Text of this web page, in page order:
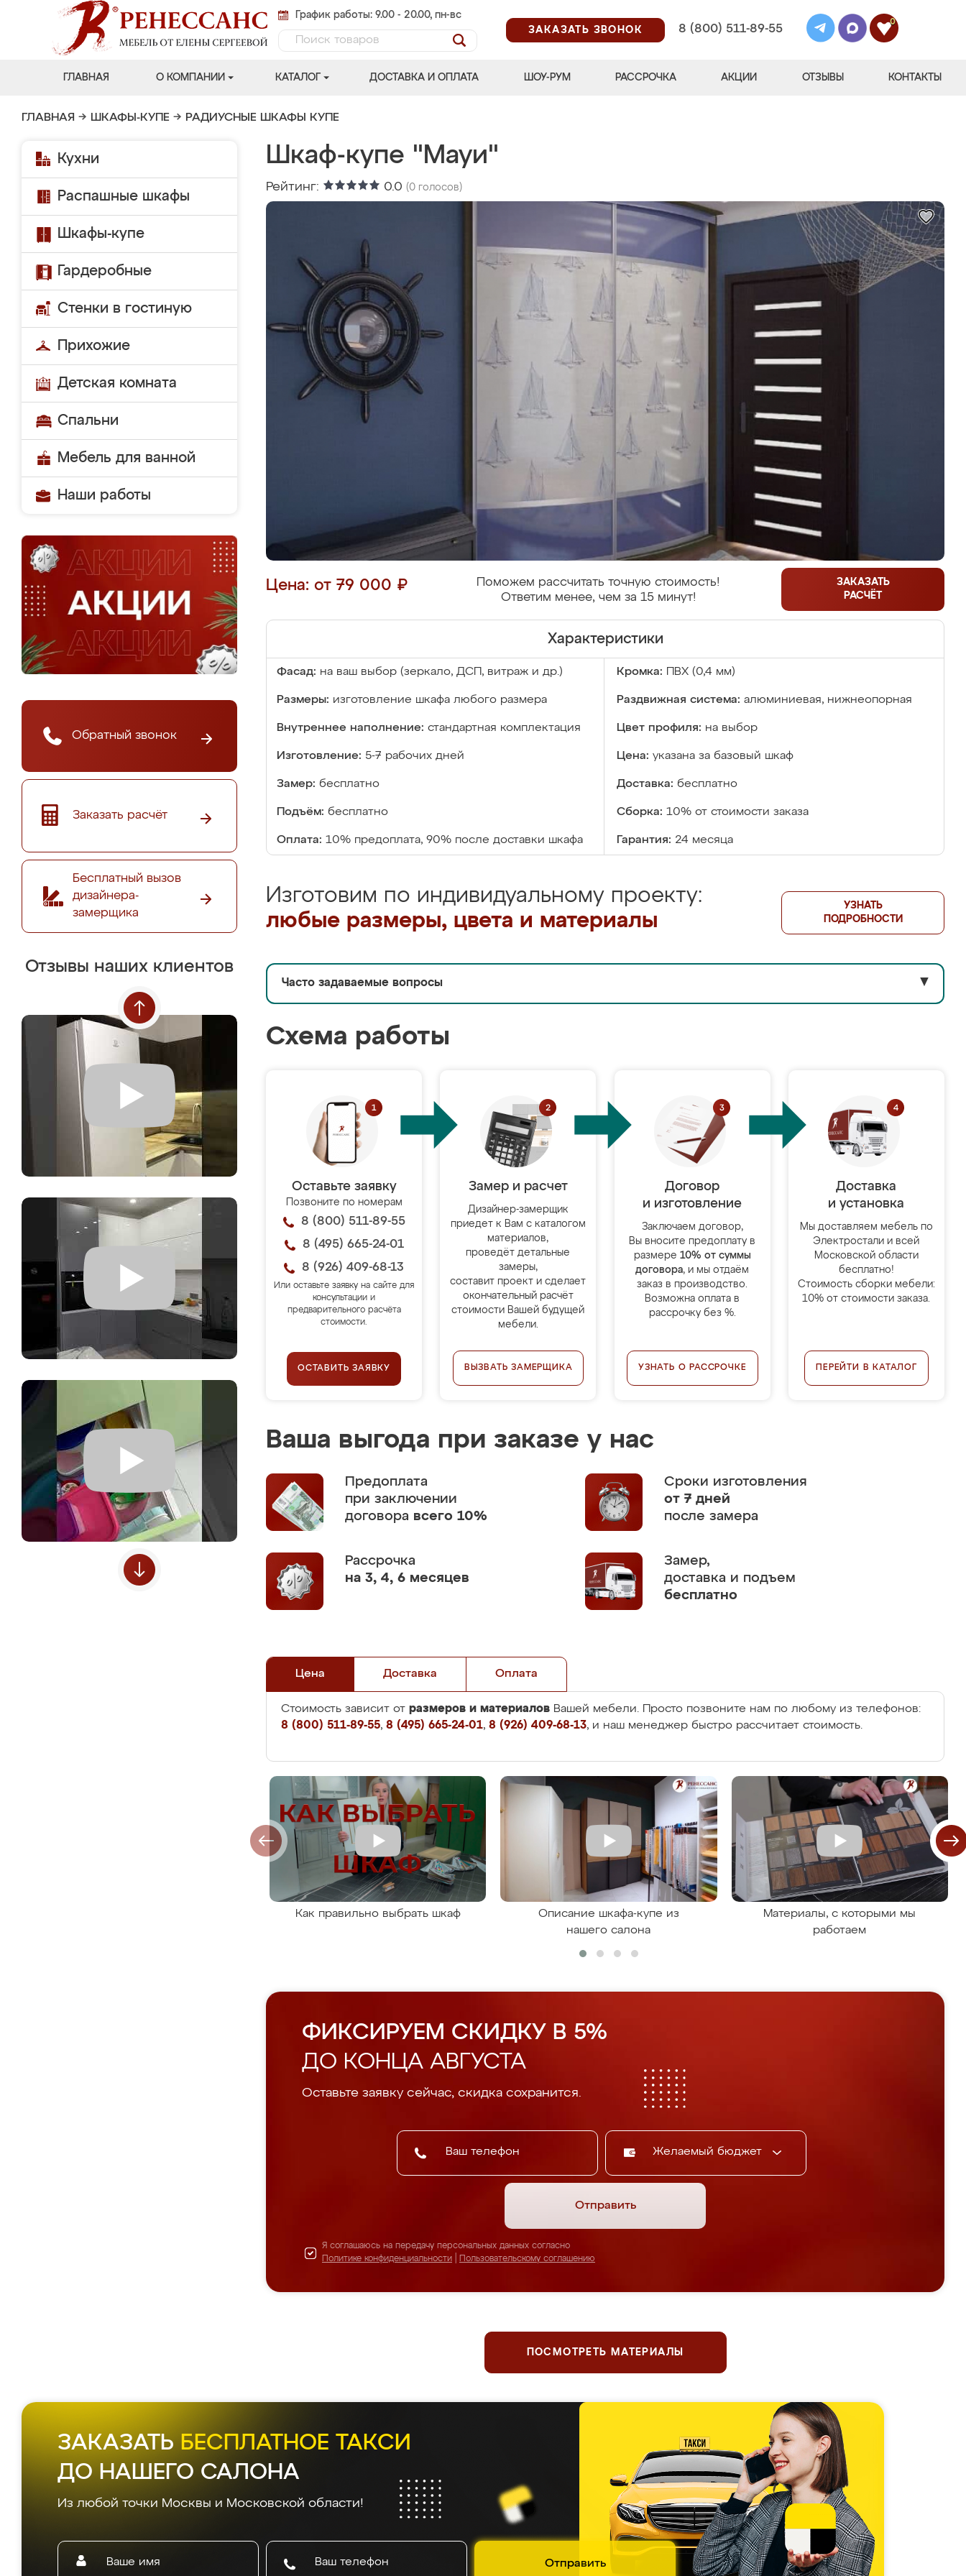
График работы: 9.00 - 20.00, пн-вс
ЗАКАЗАТЬ ЗВОНОК
8 (800) 511-89-55
0
ГЛАВНАЯ О КОМПАНИИ КАТАЛОГ ДОСТАВКА И ОПЛАТА ШОУ-РУМ РАССРОЧКА АКЦИИ ОТЗЫВЫ КОНТАКТЫ
ГЛАВНАЯ → ШКАФЫ-КУПЕ → РАДИУСНЫЕ ШКАФЫ КУПЕ
Кухни
Распашные шкафы
Шкафы-купе
Гардеробные
Стенки в гостиную
Прихожие
Детская комната
Спальни
Мебель для ванной
Наши работы
Обратный звонок
Заказать расчёт
Бесплатный вызов
дизайнера-
замерщика
Отзывы наших клиентов
Шкаф-купе "Мауи"
Рейтинг: 0.0 (0 голосов)
Цена: от 79 000 ₽
Поможем рассчитать точную стоимость!
Ответим менее, чем за 15 минут!
ЗАКАЗАТЬ
РАСЧЁТ
Характеристики
Фасад: на ваш выбор (зеркало, ДСП, витраж и др.) Кромка: ПВХ (0,4 мм)
Размеры: изготовление шкафа любого размера Раздвижная система: алюминиевая, нижнеопорная
Внутреннее наполнение: стандартная комплектация Цвет профиля: на выбор
Изготовление: 5-7 рабочих дней Цена: указана за базовый шкаф
Замер: бесплатно Доставка: бесплатно
Подъём: бесплатно Сборка: 10% от стоимости заказа
Оплата: 10% предоплата, 90% после доставки шкафа Гарантия: 24 месяца
Изготовим по индивидуальному проекту:
любые размеры, цвета и материалы
УЗНАТЬ
ПОДРОБНОСТИ
Часто задаваемые вопросы ▼
Схема работы
Оставьте заявку
Позвоните по номерам
8 (800) 511-89-55
8 (495) 665-24-01
8 (926) 409-68-13
Или оставьте заявку на сайте для
консультации и
предварительного расчёта
стоимости.
ОСТАВИТЬ ЗАЯВКУ
Замер и расчет
Дизайнер-замерщик
приедет к Вам с каталогом
материалов,
проведёт детальные
замеры,
составит проект и сделает
окончательный расчёт
стоимости Вашей будущей
мебели.
ВЫЗВАТЬ ЗАМЕРЩИКА
Договор
и изготовление
Заключаем договор,
Вы вносите предоплату в
размере 10% от суммы
договора, и мы отдаём
заказ в производство.
Возможна оплата в
рассрочку без %.
УЗНАТЬ О РАССРОЧКЕ
Доставка
и установка
Мы доставляем мебель по
Электростали и всей
Московской области
бесплатно!
Стоимость сборки мебели:
10% от стоимости заказа.
ПЕРЕЙТИ В КАТАЛОГ
Ваша выгода при заказе у нас
Предоплата
при заключении
договора всего 10%
Сроки изготовления
от 7 дней
после замера
Рассрочка
на 3, 4, 6 месяцев
Замер,
доставка и подъем
бесплатно
Цена Доставка Оплата
Стоимость зависит от размеров и материалов Вашей мебели. Просто позвоните нам по любому из телефонов:
8 (800) 511-89-55, 8 (495) 665-24-01, 8 (926) 409-68-13, и наш менеджер быстро рассчитает стоимость.
Как правильно выбрать шкаф
Описание шкафа-купе из
нашего салона
Материалы, с которыми мы
работаем
ФИКСИРУЕМ СКИДКУ В 5%
ДО КОНЦА АВГУСТА
Оставьте заявку сейчас, скидка сохранится.
Желаемый бюджет
Отправить
Я соглашаюсь на передачу персональных данных согласно
Политике конфиденциальности
Пользовательскому соглашению
ПОСМОТРЕТЬ МАТЕРИАЛЫ
ЗАКАЗАТЬ БЕСПЛАТНОЕ ТАКСИ
ДО НАШЕГО САЛОНА
Из любой точки Москвы и Московской области!
Отправить